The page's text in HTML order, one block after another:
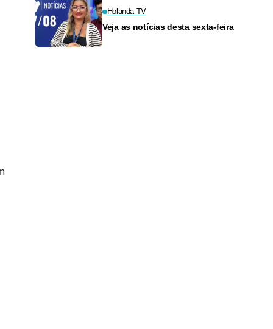
Holanda TV
Veja as notícias desta sexta-feira